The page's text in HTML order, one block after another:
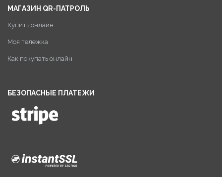
МАГАЗИН QR-ПАТРОЛЬ
Купить онлайн
Моя тележка
Как покупать онлайн
БЕЗОПАСНЫЕ ПЛАТЕЖИ